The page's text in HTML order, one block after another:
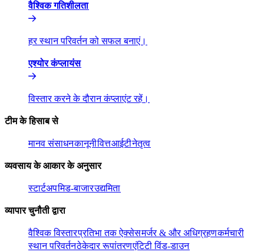
वैश्विक गतिशीलता​​
हर स्थान परिवर्तन को सफल बनाएं।​​
एश्योर कंप्लायंस​​
विस्तार करने के दौरान कंप्लाएंट रहें।​​
टीम के हिसाब से​​
मानव संसाधन​​कानूनी​​वित्त​​आईटी​​नेतृत्व​​
व्यवसाय के आकार के अनुसार​​
स्टार्टअप​​मिड-बाजार​​उद्यमिता​​
व्यापार चुनौती द्वारा​​
वैश्विक विस्तार​​प्रतिभा तक ऐक्सेस​​मर्जर & और अधिग्रहण​​कर्मचारी
स्थान परिवर्तन​​ठेकेदार रूपांतरण​​एंटिटी विंड-डाउन​​